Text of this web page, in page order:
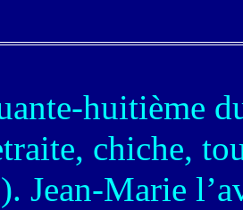
huitième
chiche,
Jean-Marie